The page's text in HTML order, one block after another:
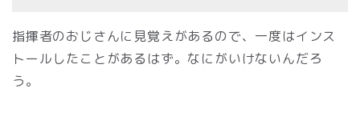
指揮者のおじさんに見覚えがあるので、一度はインス
トールしたことがあるはず。なにがいけないんだろ
う。